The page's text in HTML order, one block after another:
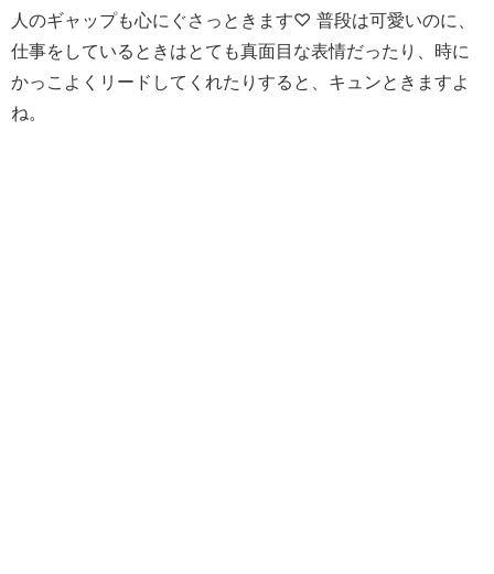
人のギャップも心にぐさっときます♡ 普段は可愛いのに、
仕事をしているときはとても真面目な表情だったり、時に
かっこよくリードしてくれたりすると、キュンときますよ
ね。